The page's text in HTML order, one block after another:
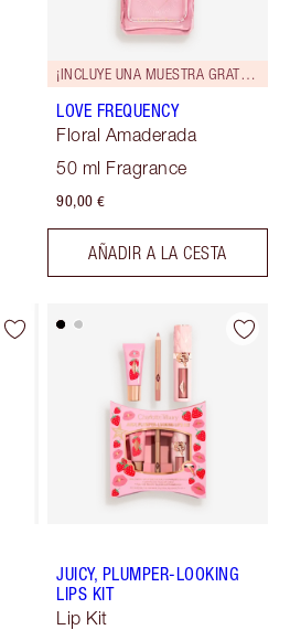
¡INCLUYE UNA MUESTRA GRATUITA!
LOVE FREQUENCY
Floral Amaderada
50 ml Fragrance
90,00 €
AÑADIR A LA CESTA
JUICY, PLUMPER-LOOKING
LIPS KIT
Lip Kit